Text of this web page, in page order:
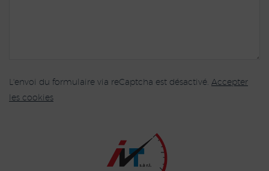
L'envoi du formulaire via reCaptcha est désactivé. Accepter
les cookies